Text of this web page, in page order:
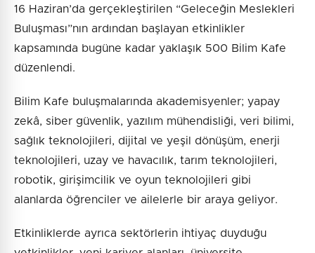
16 Haziran’da gerçekleştirilen “Geleceğin Meslekleri
Buluşması”nın ardından başlayan etkinlikler
kapsamında bugüne kadar yaklaşık 500 Bilim Kafe
düzenlendi.
Bilim Kafe buluşmalarında akademisyenler; yapay
zekâ, siber güvenlik, yazılım mühendisliği, veri bilimi,
sağlık teknolojileri, dijital ve yeşil dönüşüm, enerji
teknolojileri, uzay ve havacılık, tarım teknolojileri,
robotik, girişimcilik ve oyun teknolojileri gibi
alanlarda öğrenciler ve ailelerle bir araya geliyor.
Etkinliklerde ayrıca sektörlerin ihtiyaç duyduğu